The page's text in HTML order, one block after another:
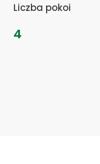
Liczba pokoi
4